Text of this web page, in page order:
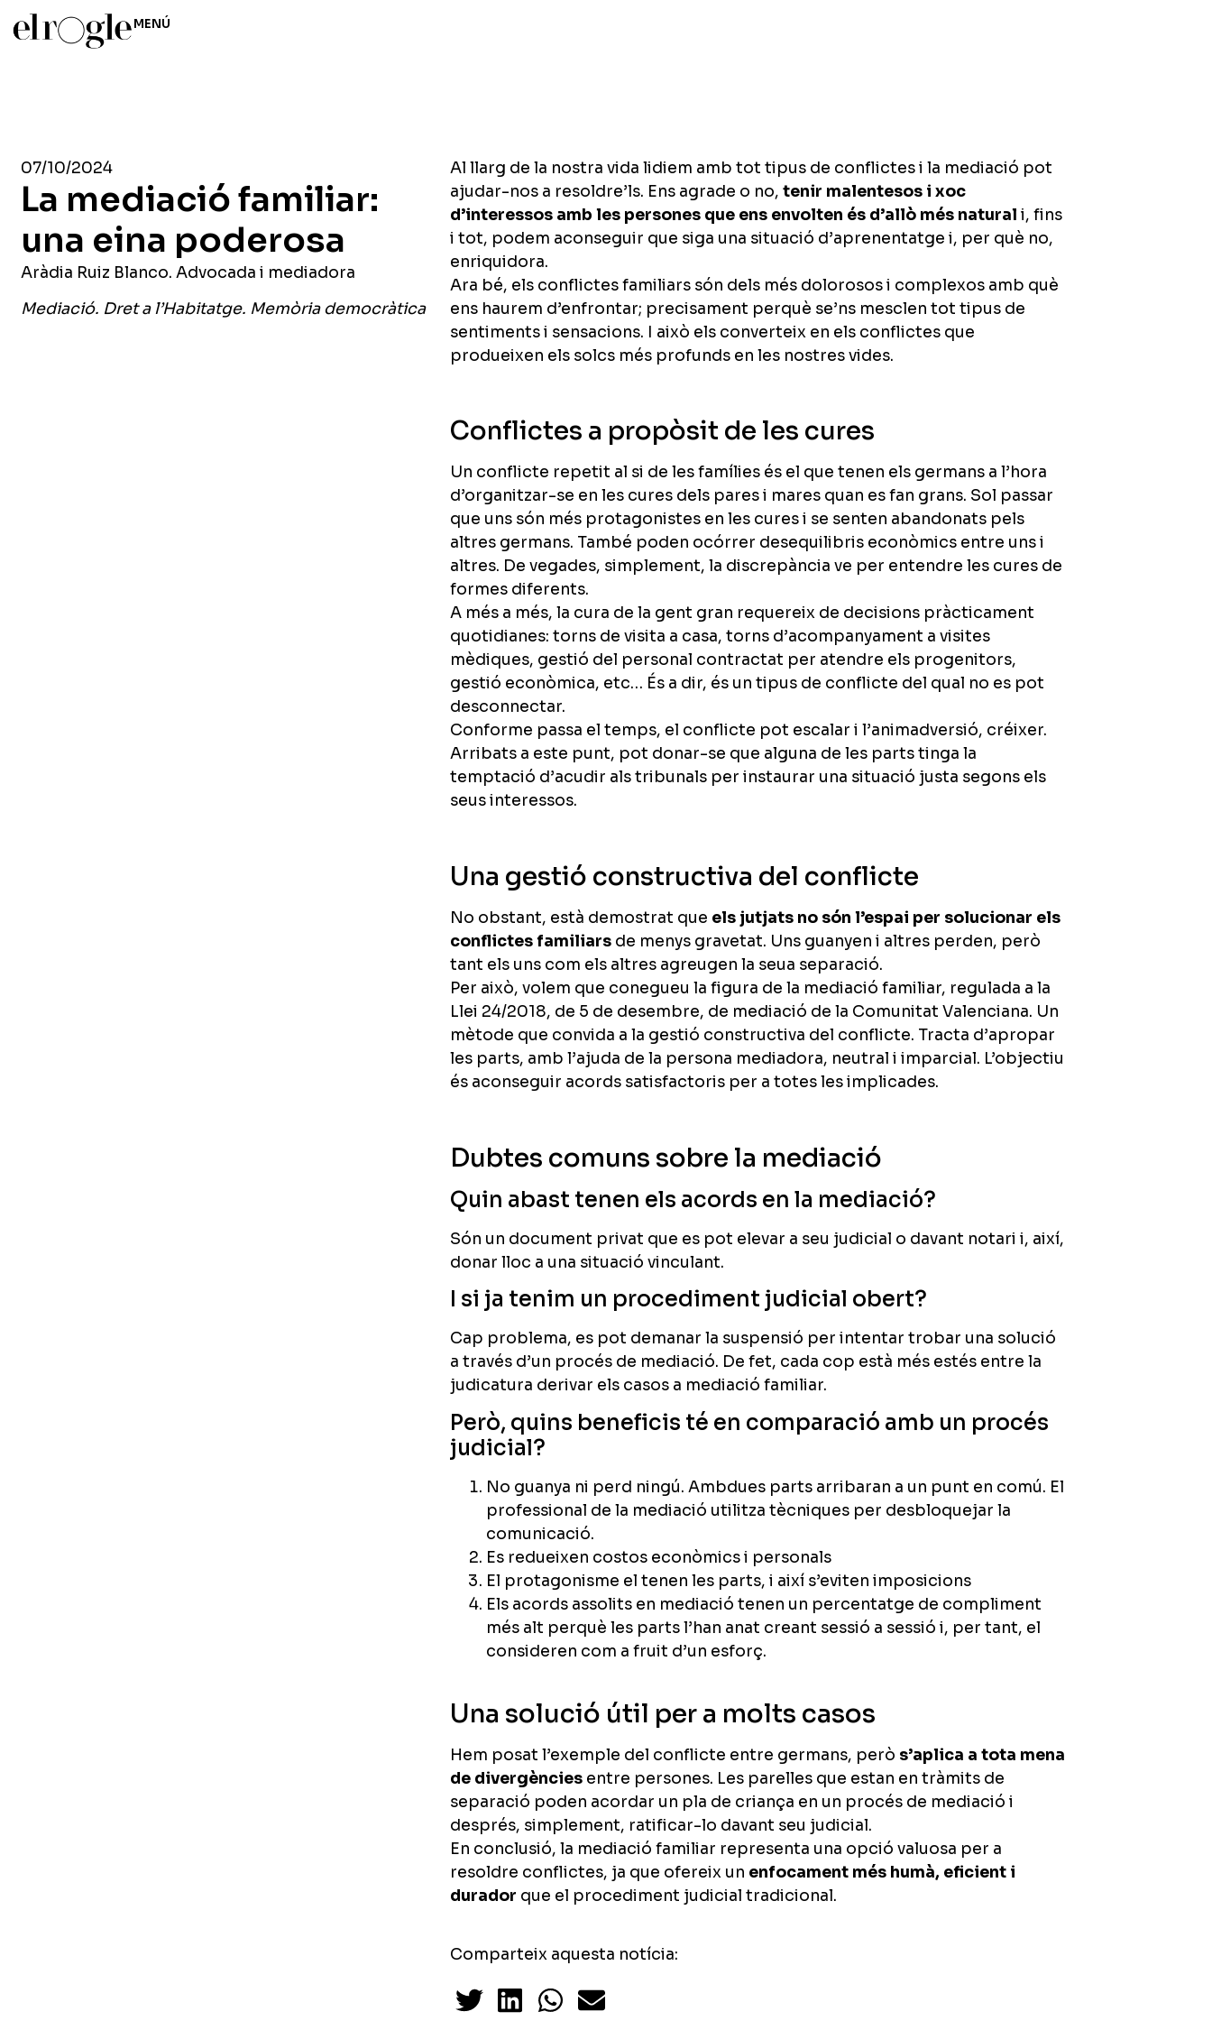
MENÚ
07/10/2024
La mediació familiar:
una eina poderosa
Aràdia Ruiz Blanco. Advocada i mediadora
Mediació. Dret a l’Habitatge. Memòria democràtica
Al llarg de la nostra vida lidiem amb tot tipus de conflictes i la mediació pot
ajudar-nos a resoldre’ls. Ens agrade o no, tenir malentesos i xoc
d’interessos amb les persones que ens envolten és d’allò més natural i, fins
i tot, podem aconseguir que siga una situació d’aprenentatge i, per què no,
enriquidora.
Ara bé, els conflictes familiars són dels més dolorosos i complexos amb què
ens haurem d’enfrontar; precisament perquè se’ns mesclen tot tipus de
sentiments i sensacions. I això els converteix en els conflictes que
produeixen els solcs més profunds en les nostres vides.
Conflictes a propòsit de les cures
Un conflicte repetit al si de les famílies és el que tenen els germans a l’hora
d’organitzar-se en les cures dels pares i mares quan es fan grans. Sol passar
que uns són més protagonistes en les cures i se senten abandonats pels
altres germans. També poden ocórrer desequilibris econòmics entre uns i
altres. De vegades, simplement, la discrepància ve per entendre les cures de
formes diferents.
A més a més, la cura de la gent gran requereix de decisions pràcticament
quotidianes: torns de visita a casa, torns d’acompanyament a visites
mèdiques, gestió del personal contractat per atendre els progenitors,
gestió econòmica, etc… És a dir, és un tipus de conflicte del qual no es pot
desconnectar.
Conforme passa el temps, el conflicte pot escalar i l’animadversió, créixer.
Arribats a este punt, pot donar-se que alguna de les parts tinga la
temptació d’acudir als tribunals per instaurar una situació justa segons els
seus interessos.
Una gestió constructiva del conflicte
No obstant, està demostrat que els jutjats no són l’espai per solucionar els
conflictes familiarsde menys gravetat. Uns guanyen i altres perden, però
tant els uns com els altres agreugen la seua separació.
Per això, volem que conegueu la figura de la mediació familiar, regulada a la
Llei 24/2018, de 5 de desembre, de mediació de la Comunitat Valenciana. Un
mètode que convida a la gestió constructiva del conflicte. Tracta d’apropar
les parts, amb l’ajuda de la persona mediadora, neutral i imparcial. L’objectiu
és aconseguir acords satisfactoris per a totes les implicades.
Dubtes comuns sobre la mediació
Quin abast tenen els acords en la mediació?
Són un document privat que es pot elevar a seu judicial o davant notari i, així,
donar lloc a una situació vinculant.
I si ja tenim un procediment judicial obert?
Cap problema, es pot demanar la suspensió per intentar trobar una solució
a través d’un procés de mediació. De fet, cada cop està més estés entre la
judicatura derivar els casos a mediació familiar.
Però, quins beneficis té en comparació amb un procés
judicial?
No guanya ni perd ningú. Ambdues parts arribaran a un punt en comú. El
professional de la mediació utilitza tècniques per desbloquejar la
comunicació.
Es redueixen costos econòmics i personals
El protagonisme el tenen les parts, i així s’eviten imposicions
Els acords assolits en mediació tenen un percentatge de compliment
més alt perquè les parts l’han anat creant sessió a sessió i, per tant, el
consideren com a fruit d’un esforç.
Una solució útil per a molts casos
Hem posat l’exemple del conflicte entre germans, però s’aplica a tota mena
de divergènciesentre persones. Les parelles que estan en tràmits de
separació poden acordar un pla de criança en un procés de mediació i
després, simplement, ratificar-lo davant seu judicial.
En conclusió, la mediació familiar representa una opció valuosa per a
resoldre conflictes, ja que ofereix un enfocament més humà, eficient i
durador que el procediment judicial tradicional.
Comparteix aquesta notícia: